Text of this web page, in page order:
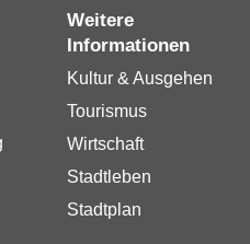
Weitere
Informationen
Kultur & Ausgehen
Tourismus
Wirtschaft
Stadtleben
Stadtplan